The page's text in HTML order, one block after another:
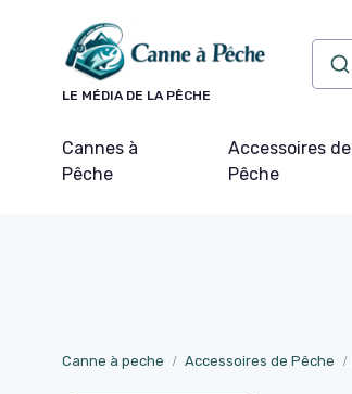
LE MÉDIA DE LA PÊCHE
Cannes à
Pêche
Accessoires de
Pêche
Canne à peche Accessoires de Pêche